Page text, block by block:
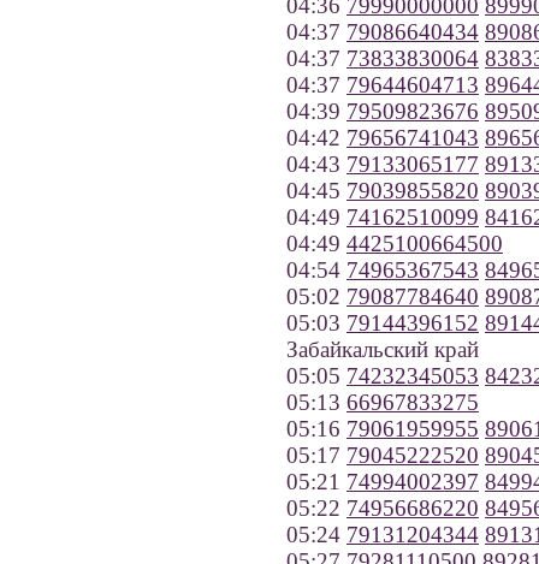
04:36 79990000000
04:37 79086640434
04:37 73833830064
04:37 79644604713
04:39 79509823676
04:42 79656741043
04:43 79133065177
04:45 79039855820
04:49 74162510099
04:49 4425100664500
04:54 74965367543
05:02 79087784640
05:03 79144396152
Забайкальский край
05:05 74232345053
05:13 66967833275
05:16 79061959955
05:17 79045222520
05:21 74994002397
05:22 74956686220
05:24 79131204344